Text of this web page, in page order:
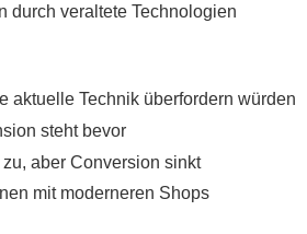
durch veraltete Technologien
aktuelle Technik überfordern würden
steht bevor
aber Conversion sinkt
mit moderneren Shops